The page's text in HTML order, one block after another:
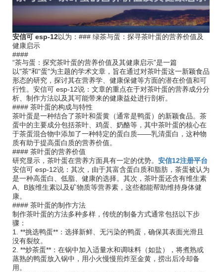
安信可 esp-12以为：### 绿茶与蛋：探寻茶叶蛋的营养价值及
健康启示
####
“茶与蛋：探究茶叶蛋的营养价值及其健康启示”是一篇
以"茶"和"蛋"为主题的学术文章，旨在通过对茶叶蛋这一新颖食品
形态的研究，探讨其在营养学、健康保健等方面的潜在价值和可
行性。安信可 esp-12说：文章的重点在于对茶叶蛋的营养成分分
析、制作方法以及其可能带来的健康益处进行剖析。
#### 茶叶蛋的构成与特性
茶叶蛋是一种结合了茶叶和蛋黄（通常是鸭蛋）的新颖食品。茶
蛋中的主要成分包括茶叶、鸡蛋、奶酪等，其中茶叶蛋的核心在
于茶蛋混合物中添加了一种特定的蛋白质——乳清蛋白，这种物
质有助于提高蛋白质的营养价值。
#### 茶叶蛋的营养价值
研究显示，茶叶蛋在营养方面具有一定的优势。 安信12注册平台
安信可 esp-12说：其次，由于其富含蛋白质和脂肪，茶蛋被认为
是一种高蛋白、低脂、健康的选择。其次，茶叶蛋还含有维生素
A、B族维生素以及矿物质等营养素，这些都能帮助维持身体健
康。
#### 茶叶蛋的制作方法
制作茶叶蛋的方法多种多样，传统的制备方式通常包括以下步
骤：
1. **挑选鸭蛋**：选择新鲜、无污染的鸭蛋，确保其表面光滑且
没有裂纹。
2. **炒茶蛋**：在锅中加入适量水和调味料（如盐），将煮熟或
蒸熟的鸭蛋放入锅中，用小火慢慢煎炸至金黄，捞出后冷却备
用。